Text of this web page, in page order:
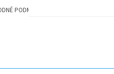
PODMIENKY PODMIENKY